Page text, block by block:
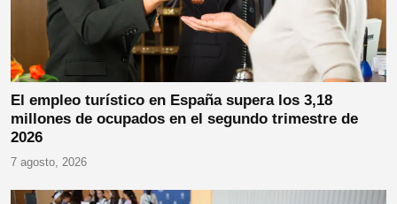
El empleo turístico en España supera los 3,18
millones de ocupados en el segundo trimestre de
2026
7 agosto, 2026